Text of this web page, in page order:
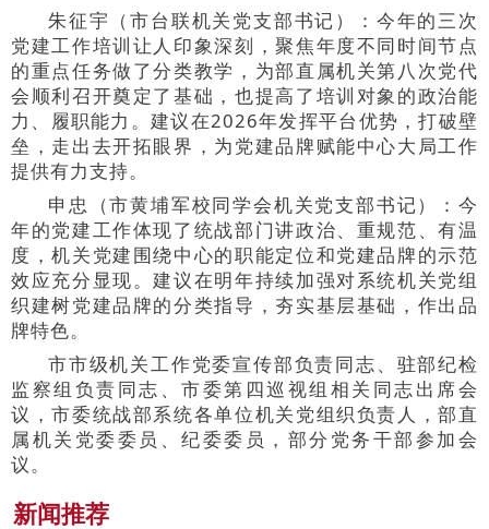
朱征宇（市台联机关党支部书记）：今年的三次
党建工作培训让人印象深刻，聚焦年度不同时间节点
的重点任务做了分类教学，为部直属机关第八次党代
会顺利召开奠定了基础，也提高了培训对象的政治能
力、履职能力。建议在2026年发挥平台优势，打破壁
垒，走出去开拓眼界，为党建品牌赋能中心大局工作
提供有力支持。
申忠（市黄埔军校同学会机关党支部书记）：今
年的党建工作体现了统战部门讲政治、重规范、有温
度，机关党建围绕中心的职能定位和党建品牌的示范
效应充分显现。建议在明年持续加强对系统机关党组
织建树党建品牌的分类指导，夯实基层基础，作出品
牌特色。
市市级机关工作党委宣传部负责同志、驻部纪检
监察组负责同志、市委第四巡视组相关同志出席会
议，市委统战部系统各单位机关党组织负责人，部直
属机关党委委员、纪委委员，部分党务干部参加会
议。
新闻推荐